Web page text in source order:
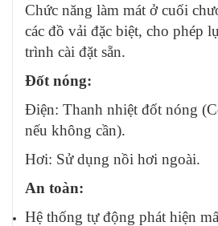
Chức năng làm mát ở cuối
các đồ vải đặc biệt, cho phép
trình cài đặt sẵn.
Đốt nóng:
Điện: Thanh nhiệt đốt nóng
nếu không cần).
Hơi: Sử dụng nồi hơi ngoài.
An toàn:
Hệ thống tự động phát hiện